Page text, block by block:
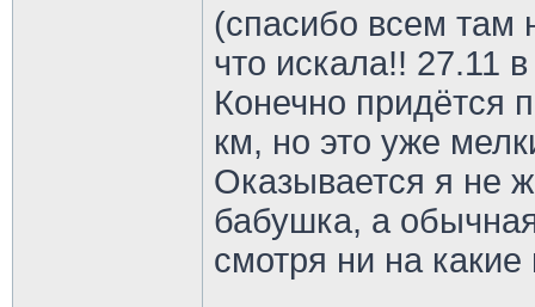
(спасибо всем там
что искала!! 27.11
Конечно придётся
км, но это уже
Оказывается я не
бабушка, а
смотря ни на